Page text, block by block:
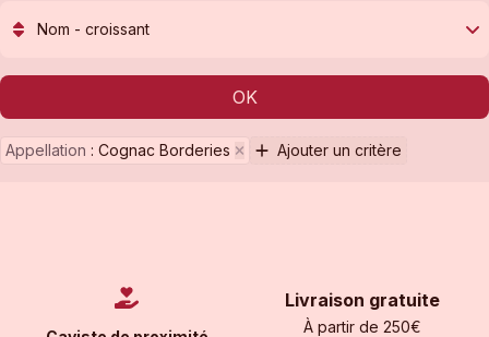
Nom - croissant
OK
Appellation : Cognac Borderies Ajouter un critère
Livraison gratuite
À partir de 250€